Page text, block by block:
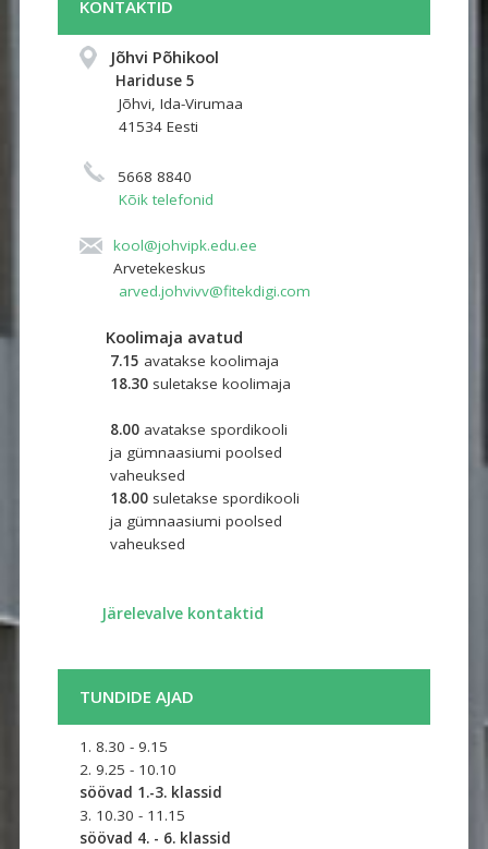
KONTAKTID
Jõhvi Põhikool
Hariduse 5
Jõhvi, Ida-Virumaa
41534 Eesti
5668 8840
Kõik telefonid
kool@johvipk.edu.ee
Arvetekeskus
arved.johvivv@fitekdigi.com
Koolimaja avatud
7.15 avatakse koolimaja
18.30suletakse koolimaja
8.00avatakse spordikooli
ja gümnaasiumi poolsed
vaheuksed
18.00suletakse spordikooli
ja gümnaasiumi poolsed
vaheuksed ​
Järelevalve kontaktid
TUNDIDE AJAD
1. 8.30 - 9.15
2. 9.25 - 10.10
söövad 1.-3. klassid
3. 10.30 - 11.15
söövad 4. - 6. klassid